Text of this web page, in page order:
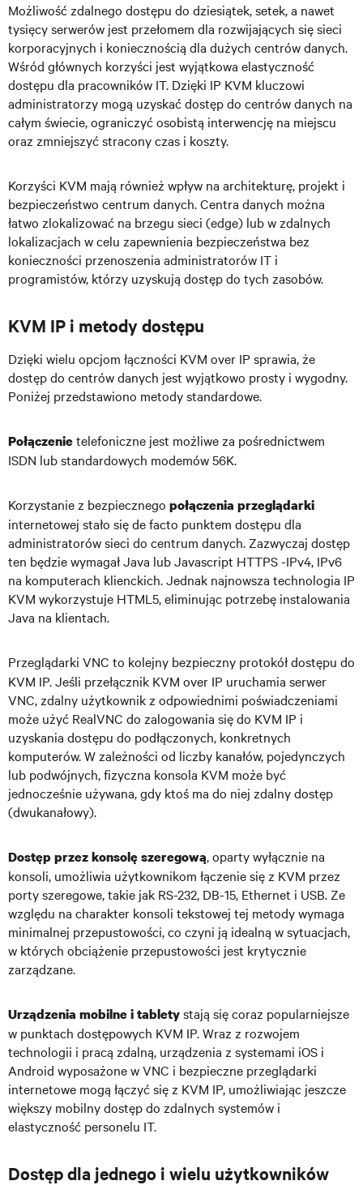
Możliwość zdalnego dostępu do dziesiątek, setek, a nawet
tysięcy serwerów jest przełomem dla rozwijających się sieci
korporacyjnych i koniecznością dla dużych centrów danych.
Wśród głównych korzyści jest wyjątkowa elastyczność
dostępu dla pracowników IT. Dzięki IP KVM kluczowi
administratorzy mogą uzyskać dostęp do centrów danych na
całym świecie, ograniczyć osobistą interwencję na miejscu
oraz zmniejszyć stracony czas i koszty.
Korzyści KVM mają również wpływ na architekturę, projekt i
bezpieczeństwo centrum danych. Centra danych można
łatwo zlokalizować na brzegu sieci (edge) lub w zdalnych
lokalizacjach w celu zapewnienia bezpieczeństwa bez
konieczności przenoszenia administratorów IT i
programistów, którzy uzyskują dostęp do tych zasobów.
KVM IP i metody dostępu
Dzięki wielu opcjom łączności KVM over IP sprawia, że
dostęp do centrów danych jest wyjątkowo prosty i wygodny.
Poniżej przedstawiono metody standardowe.
Połączenietelefoniczne jest możliwe za pośrednictwem
ISDN lub standardowych modemów 56K.
Korzystanie z bezpiecznego połączenia przeglądarki
internetowej stało się de facto punktem dostępu dla
administratorów sieci do centrum danych. Zazwyczaj dostęp
ten będzie wymagał Java lub Javascript HTTPS -IPv4, IPv6
na komputerach klienckich. Jednak najnowsza technologia IP
KVM wykorzystuje HTML5, eliminując potrzebę instalowania
Java na klientach.
Przeglądarki VNC to kolejny bezpieczny protokół dostępu do
KVM IP. Jeśli przełącznik KVM over IP uruchamia serwer
VNC, zdalny użytkownik z odpowiednimi poświadczeniami
może użyć RealVNC do zalogowania się do KVM IP i
uzyskania dostępu do podłączonych, konkretnych
komputerów. W zależności od liczby kanałów, pojedynczych
lub podwójnych, fizyczna konsola KVM może być
jednocześnie używana, gdy ktoś ma do niej zdalny dostęp
(dwukanałowy).
Dostęp przez konsolę szeregową, oparty wyłącznie na
konsoli, umożliwia użytkownikom łączenie się z KVM przez
porty szeregowe, takie jak RS-232, DB-15, Ethernet i USB. Ze
względu na charakter konsoli tekstowej tej metody wymaga
minimalnej przepustowości, co czyni ją idealną w sytuacjach,
w których obciążenie przepustowości jest krytycznie
zarządzane.
Urządzenia mobilne i tabletystają się coraz popularniejsze
w punktach dostępowych KVM IP. Wraz z rozwojem
technologii i pracą zdalną, urządzenia z systemami iOS i
Android wyposażone w VNC i bezpieczne przeglądarki
internetowe mogą łączyć się z KVM IP, umożliwiając jeszcze
większy mobilny dostęp do zdalnych systemów i
elastyczność personelu IT.
Dostęp dla jednego i wielu użytkowników